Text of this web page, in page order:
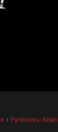
› Pyrénées-